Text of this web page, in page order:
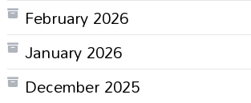
February 2026
January 2026
December 2025